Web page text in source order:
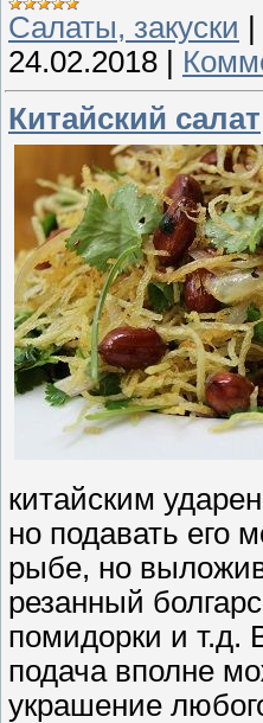
Cалаты, закуски
24.02.2018
Китайский салат
китайским
но подавать его
рыбе, но
резанный
помидорки и т.д.
подача вполне
украшение